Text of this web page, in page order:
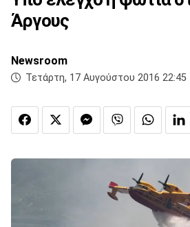
Άργους
Newsroom
Τετάρτη, 17 Αυγούστου 2016 22:45